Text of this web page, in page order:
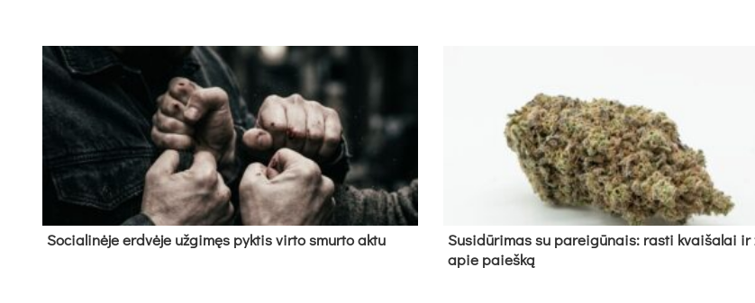
So­cia­li­nė­je erd­vė­je už­gi­męs pyk­tis vir­to smur­to ak­tu
Su­si­dū­ri­mas su pa­rei­gū­nais: ras­ti kvai­ša­lai ir
apie paieš­ką